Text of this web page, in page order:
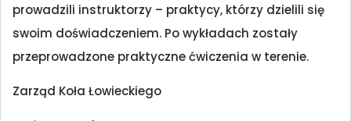
prowadzili instruktorzy – praktycy, którzy dzielili się
swoim doświadczeniem. Po wykładach zostały
przeprowadzone praktyczne ćwiczenia w terenie.
Zarząd Koła Łowieckiego